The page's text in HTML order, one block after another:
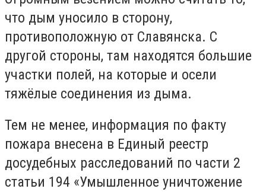
что дым уносило в сторону,
противоположную от Славянска. С
другой стороны, там находятся большие
участки полей, на которые и осели
тяжёлые соединения из дыма.
Тем не менее, информация по факту
пожара внесена в Единый реестр
досудебных расследований по части 2
статьи 194 «Умышленное уничтожение